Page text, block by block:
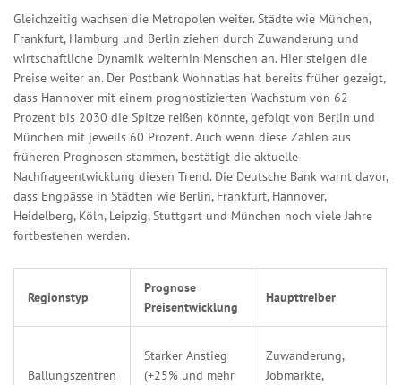
Gleichzeitig wachsen die Metropolen weiter. Städte wie München,
Frankfurt, Hamburg und Berlin ziehen durch Zuwanderung und
wirtschaftliche Dynamik weiterhin Menschen an. Hier steigen die
Preise weiter an. Der Postbank Wohnatlas hat bereits früher gezeigt,
dass Hannover mit einem prognostizierten Wachstum von 62
Prozent bis 2030 die Spitze reißen könnte, gefolgt von Berlin und
München mit jeweils 60 Prozent. Auch wenn diese Zahlen aus
früheren Prognosen stammen, bestätigt die aktuelle
Nachfrageentwicklung diesen Trend. Die Deutsche Bank warnt davor,
dass Engpässe in Städten wie Berlin, Frankfurt, Hannover,
Heidelberg, Köln, Leipzig, Stuttgart und München noch viele Jahre
fortbestehen werden.
Regionstyp
Prognose
Preisentwicklung
Haupttreiber
Ballungszentren
Starker Anstieg
(+25% und mehr
Zuwanderung,
Jobmärkte,